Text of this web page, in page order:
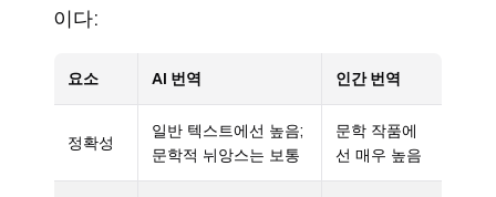
이다:
요소 AI 번역 인간 번역
정확성
일반 텍스트에선 높음;
문학적 뉘앙스는 보통
문학 작품에
선 매우 높음